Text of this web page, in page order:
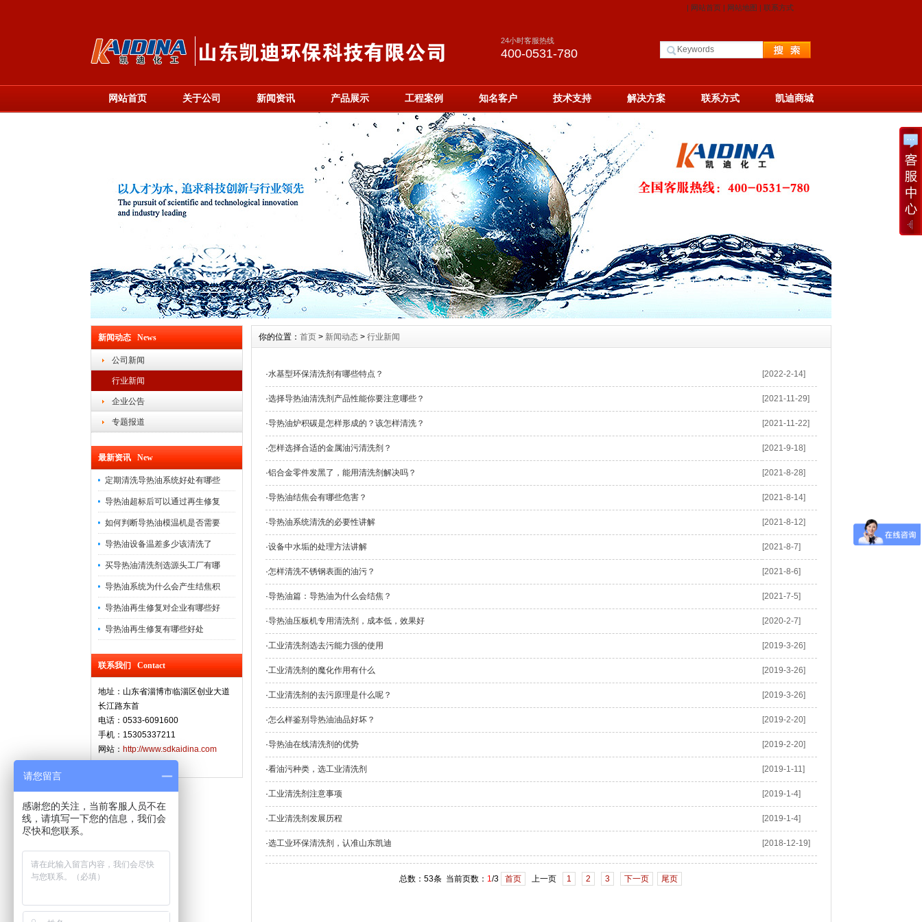
| 网站首页| 网站地图 | 联系方式
24小时客服热线
400-0531-780
网站首页 关于公司 新闻资讯 产品展示 工程案例 知名客户 技术支持 解决方案 联系方式 凯迪商城
新闻动态 News
公司新闻
行业新闻
企业公告
专题报道
最新资讯 New
定期清洗导热油系统好处有哪些
导热油超标后可以通过再生修复
如何判断导热油模温机是否需要
导热油设备温差多少该清洗了
买导热油清洗剂选源头工厂有哪
导热油系统为什么会产生结焦积
导热油再生修复对企业有哪些好
导热油再生修复有哪些好处
联系我们 Contact
地址：山东省淄博市临淄区创业大道
长江路东首
电话：0533-6091600
手机：15305337211
网站： http://www.sdkaidina.com
你的位置： 首页 > 新闻动态 > 行业新闻
·水基型环保清洗剂有哪些特点？ [2022-2-14]
·选择导热油清洗剂产品性能你要注意哪些？ [2021-11-29]
·导热油炉积碳是怎样形成的？该怎样清洗？ [2021-11-22]
·怎样选择合适的金属油污清洗剂？ [2021-9-18]
·铝合金零件发黑了，能用清洗剂解决吗？ [2021-8-28]
·导热油结焦会有哪些危害？ [2021-8-14]
·导热油系统清洗的必要性讲解 [2021-8-12]
·设备中水垢的处理方法讲解 [2021-8-7]
·怎样清洗不锈钢表面的油污？ [2021-8-6]
·导热油篇：导热油为什么会结焦？ [2021-7-5]
·导热油压板机专用清洗剂，成本低，效果好 [2020-2-7]
·工业清洗剂选去污能力强的使用 [2019-3-26]
·工业清洗剂的魔化作用有什么 [2019-3-26]
·工业清洗剂的去污原理是什么呢？ [2019-3-26]
·怎么样鉴别导热油油品好坏？ [2019-2-20]
·导热油在线清洗剂的优势 [2019-2-20]
·看油污种类，选工业清洗剂 [2019-1-11]
·工业清洗剂注意事项 [2019-1-4]
·工业清洗剂发展历程 [2019-1-4]
·选工业环保清洗剂，认准山东凯迪 [2018-12-19]
总数：53条 当前页数： 1/3 首页 上一页 1 2 3 下一页 尾页
请您留言
感谢您的关注，当前客服人员不在
线，请填写一下您的信息，我们会
尽快和您联系。